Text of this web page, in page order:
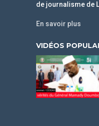
de journalisme de
En savoir plus
VIDÉOS